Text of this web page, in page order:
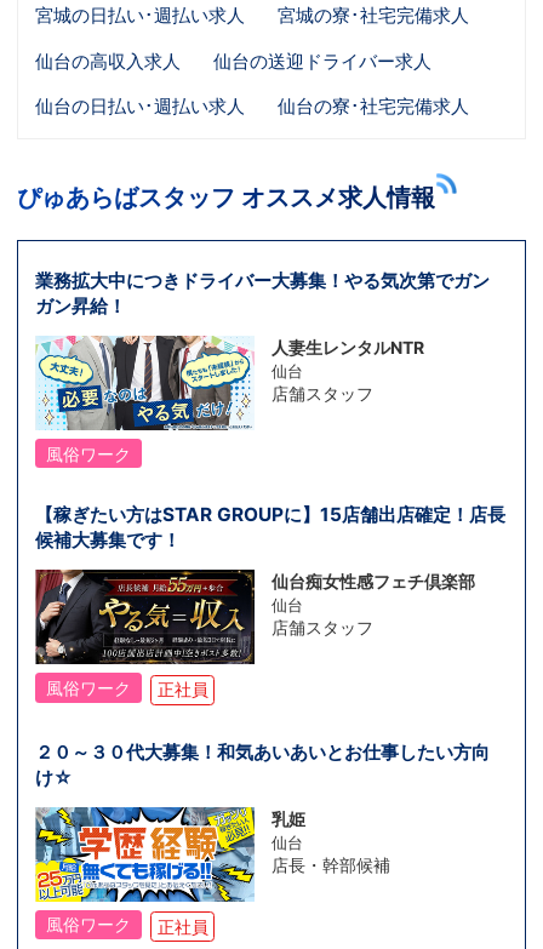
宮城の日払い･週払い求人
宮城の寮･社宅完備求人
仙台の高収入求人
仙台の送迎ドライバー求人
仙台の日払い･週払い求人
仙台の寮･社宅完備求人
ぴゅあらばスタッフ オススメ求人情報
業務拡大中につきドライバー大募集！やる気次第でガン
ガン昇給！
人妻生レンタルNTR
仙台
店舗スタッフ
風俗ワーク
【稼ぎたい方はSTAR GROUPに】15店舗出店確定！店長
候補大募集です！
仙台痴女性感フェチ倶楽部
仙台
店舗スタッフ
風俗ワーク 正社員
２０～３０代大募集！和気あいあいとお仕事したい方向
け☆
乳姫
仙台
店長・幹部候補
風俗ワーク 正社員